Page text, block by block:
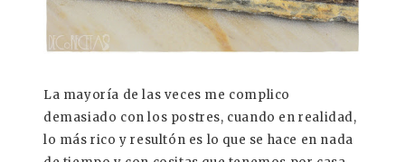
La mayoría de las veces me complico
demasiado con los postres, cuando en realidad,
lo más rico y resultón es lo que se hace en nada